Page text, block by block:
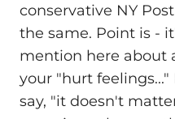
conservative NY
the same. Point is -
mention here about
your "hurt
say, "it doesn't